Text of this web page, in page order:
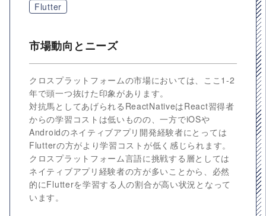
Flutter
市場動向とニーズ
クロスプラットフォームの市場においては、ここ1-2
年で頭一つ抜けた印象があります。
対抗馬としてあげられるReactNativeはReact習得者
からの学習コストは低いものの、一方でiOSや
Androidのネイティブアプリ開発経験者にとっては
Flutterの方がより学習コストが低く感じられます。
クロスプラットフォーム言語に挑戦する層としては
ネイティブアプリ経験者の方が多いことから、必然
的にFlutterを学習する人の割合が高い状況となって
います。